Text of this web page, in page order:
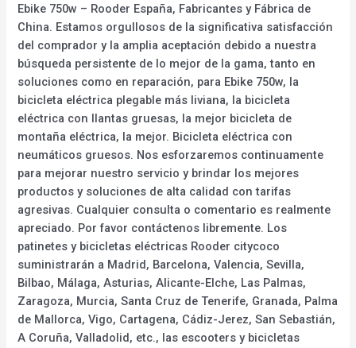
Ebike 750w – Rooder España, Fabricantes y Fábrica de
China. Estamos orgullosos de la significativa satisfacción
del comprador y la amplia aceptación debido a nuestra
búsqueda persistente de lo mejor de la gama, tanto en
soluciones como en reparación, para Ebike 750w, la
bicicleta eléctrica plegable más liviana, la bicicleta
eléctrica con llantas gruesas, la mejor bicicleta de
montaña eléctrica, la mejor. Bicicleta eléctrica con
neumáticos gruesos. Nos esforzaremos continuamente
para mejorar nuestro servicio y brindar los mejores
productos y soluciones de alta calidad con tarifas
agresivas. Cualquier consulta o comentario es realmente
apreciado. Por favor contáctenos libremente. Los
patinetes y bicicletas eléctricas Rooder citycoco
suministrarán a Madrid, Barcelona, Valencia, Sevilla,
Bilbao, Málaga, Asturias, Alicante-Elche, Las Palmas,
Zaragoza, Murcia, Santa Cruz de Tenerife, Granada, Palma
de Mallorca, Vigo, Cartagena, Cádiz-Jerez, San Sebastián,
A Coruña, Valladolid, etc., las escooters y bicicletas